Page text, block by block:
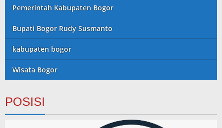
Pemerintah Kabupaten Bogor
Bupati Bogor Rudy Susmanto
kabupaten bogor
Wisata Bogor
POSISI